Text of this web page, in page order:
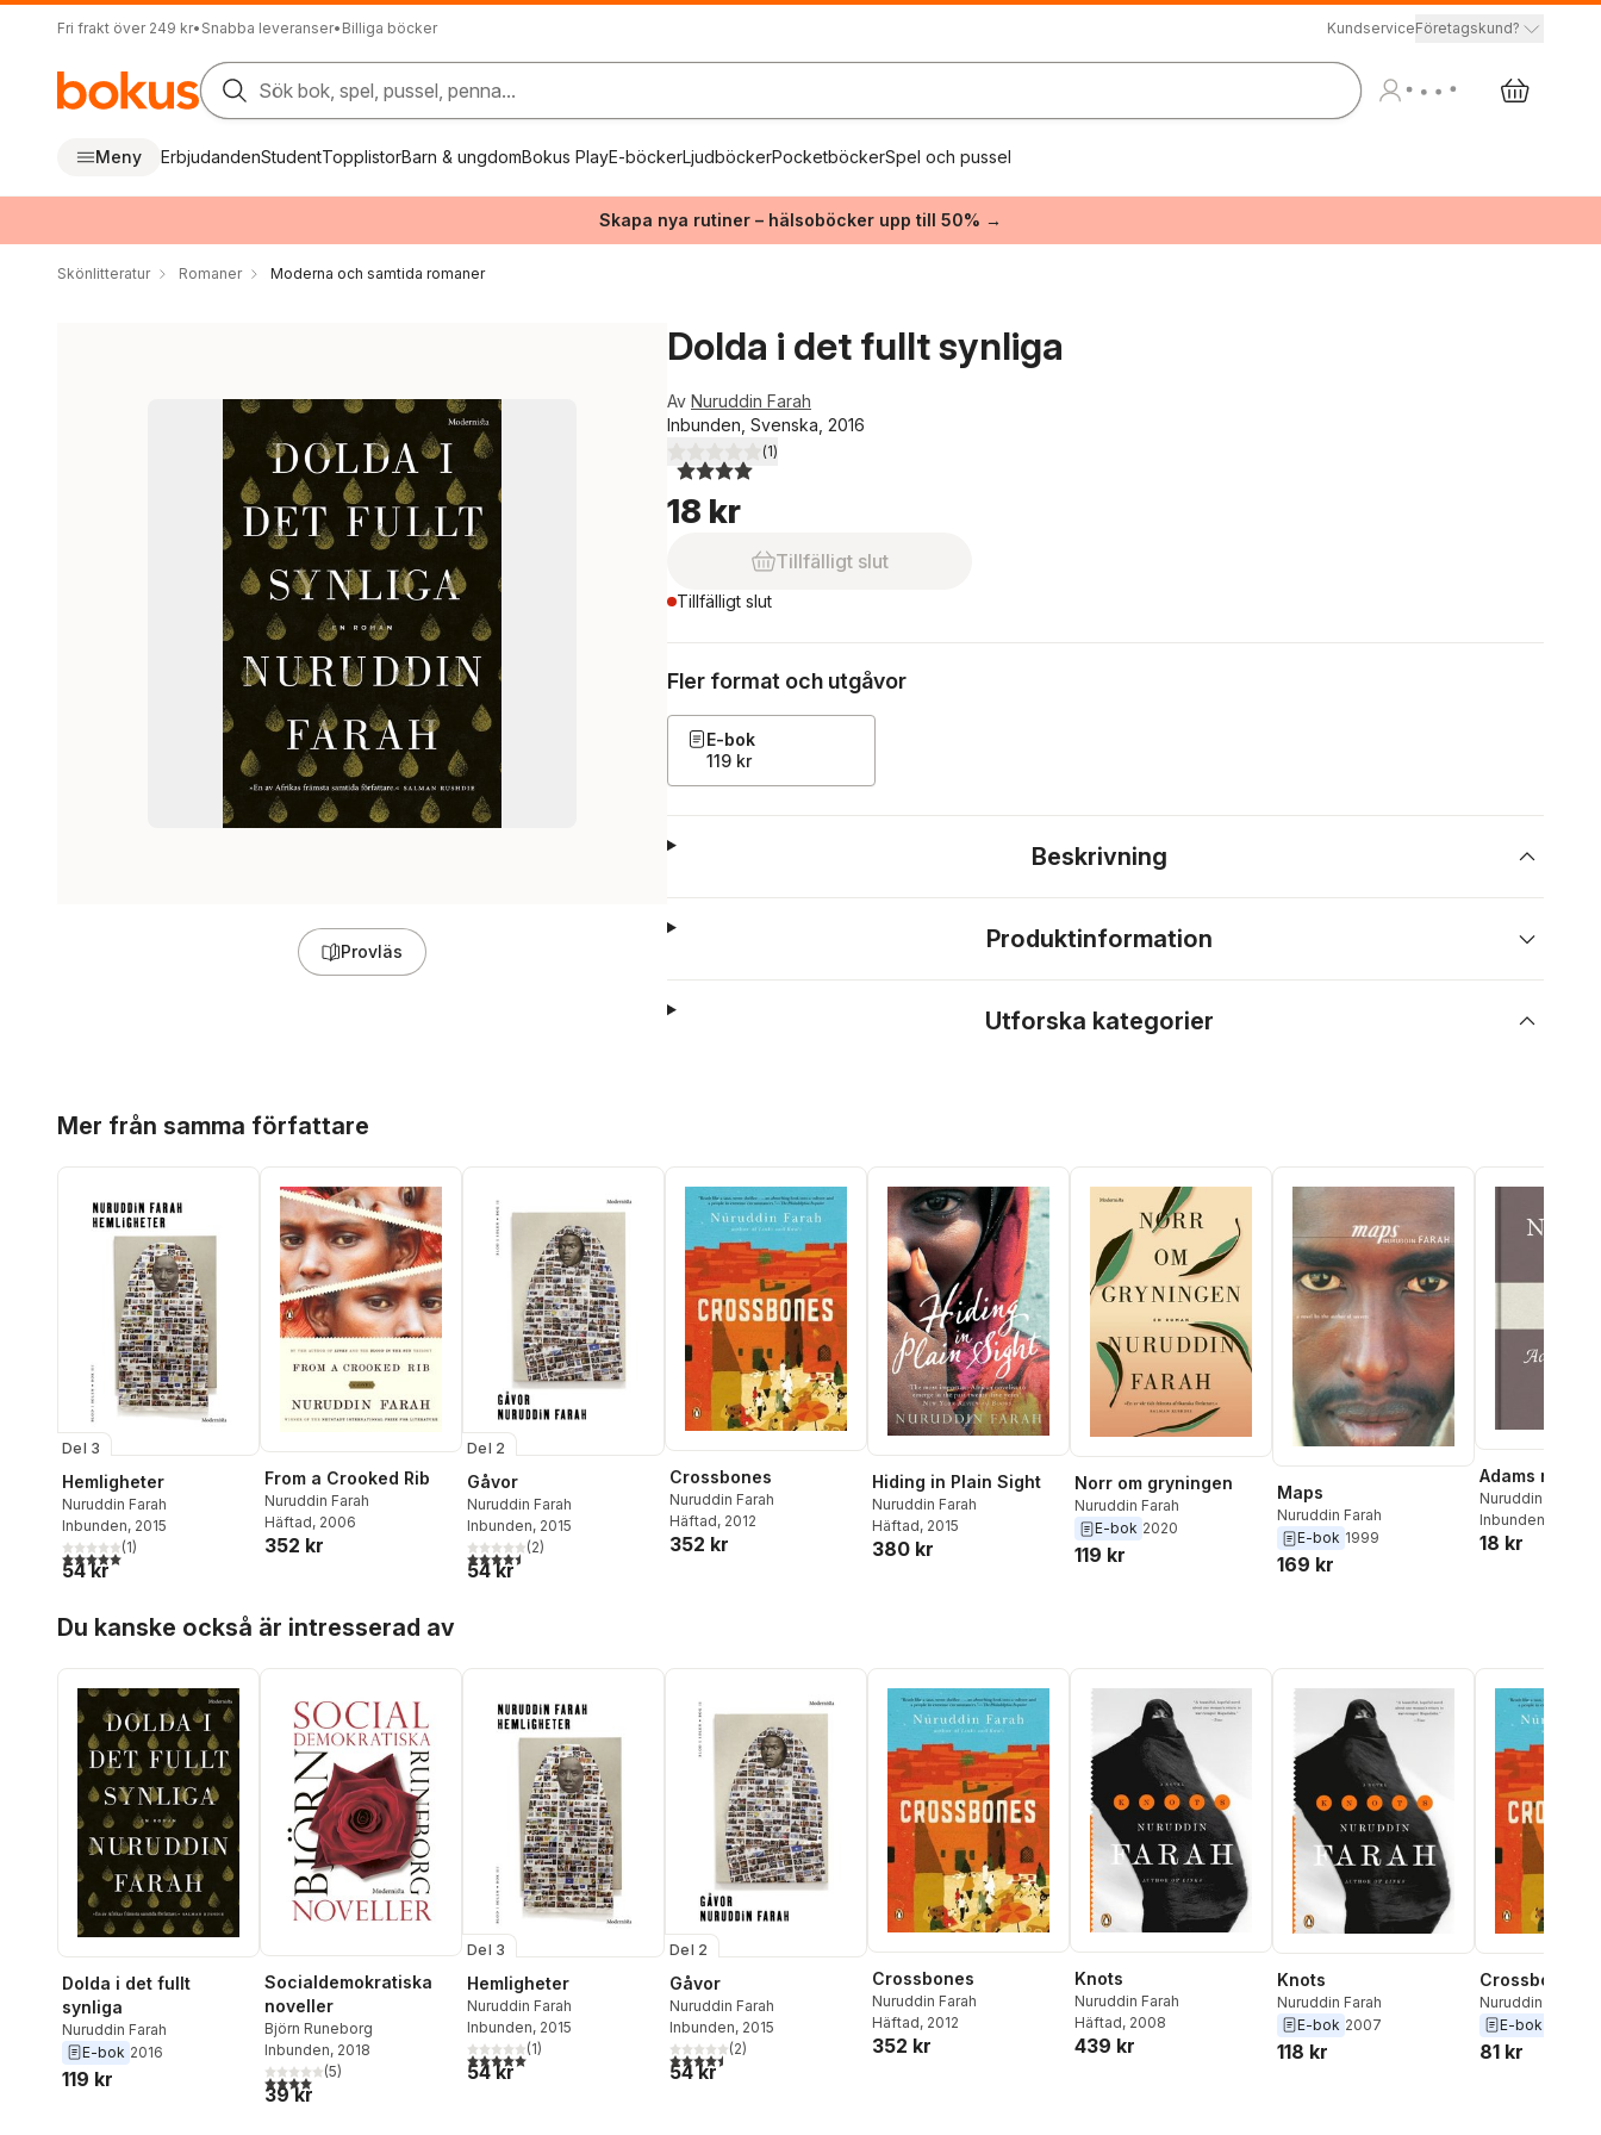
Fri frakt över 249 kr• Snabba leveranser• Billiga böcker KundserviceFöretagskund?
Sök bok, spel, pussel, penna...
Meny ErbjudandenStudentTopplistorBarn & ungdomBokus PlayE-böckerLjudböckerPocketböckerSpel och pussel
Skapa nya rutiner – hälsoböcker upp till 50% →
Skönlitteratur Romaner Moderna och samtida romaner
Provläs
Dolda i det fullt synliga
Av Nuruddin Farah
Inbunden, Svenska, 2016
4,0utav 5 stjärnor. Totalt antal röster:
(1)
18 kr
Tillfälligt slut
Tillfälligt slut
Fler format och utgåvor
E-bok
119 kr
Beskrivning
Produktinformation
Utforska kategorier
Mer från samma författare
Del 3
Hemligheter
Nuruddin Farah
Inbunden, 2015
5,0utav 5 stjärnor. Totalt antal röster:
(1)
54 kr
From a Crooked Rib
Nuruddin Farah
Häftad, 2006
352 kr
Del 2
Gåvor
Nuruddin Farah
Inbunden, 2015
4,5utav 5 stjärnor. Totalt antal röster:
(2)
54 kr
Crossbones
Nuruddin Farah
Häftad, 2012
352 kr
Hiding in Plain Sight
Nuruddin Farah
Häftad, 2015
380 kr
Norr om gryningen
Nuruddin Farah
E-bok 2020
119 kr
Maps
Nuruddin Farah
E-bok 1999
169 kr
Adams revben
Nuruddin Farah
Inbunden
18 kr
Du kanske också är intresserad av
Dolda i det fullt
synliga
Nuruddin Farah
E-bok 2016
119 kr
Socialdemokratiska
noveller
Björn Runeborg
Inbunden, 2018
4,0utav 5 stjärnor. Totalt antal röster:
(5)
39 kr
Del 3
Hemligheter
Nuruddin Farah
Inbunden, 2015
5,0utav 5 stjärnor. Totalt antal röster:
(1)
54 kr
Del 2
Gåvor
Nuruddin Farah
Inbunden, 2015
4,5utav 5 stjärnor. Totalt antal röster:
(2)
54 kr
Crossbones
Nuruddin Farah
Häftad, 2012
352 kr
Knots
Nuruddin Farah
Häftad, 2008
439 kr
Knots
Nuruddin Farah
E-bok 2007
118 kr
Crossbones
Nuruddin Farah
E-bok
81 kr